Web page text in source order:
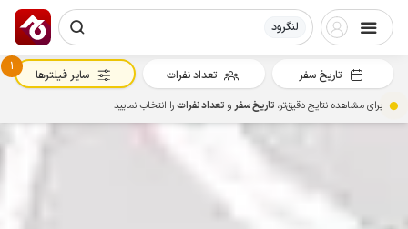
لنگرود
تاریخ سفر تعداد نفرات
1
سایر فیلترها
برای مشاهده نتایج دقیق‌تر، تاریخ سفرو تعداد نفراترا انتخاب نمایید